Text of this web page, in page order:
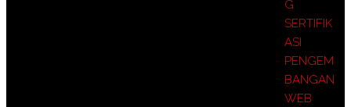
G
SERTIFIK
ASI
PENGEM
BANGAN
WEB